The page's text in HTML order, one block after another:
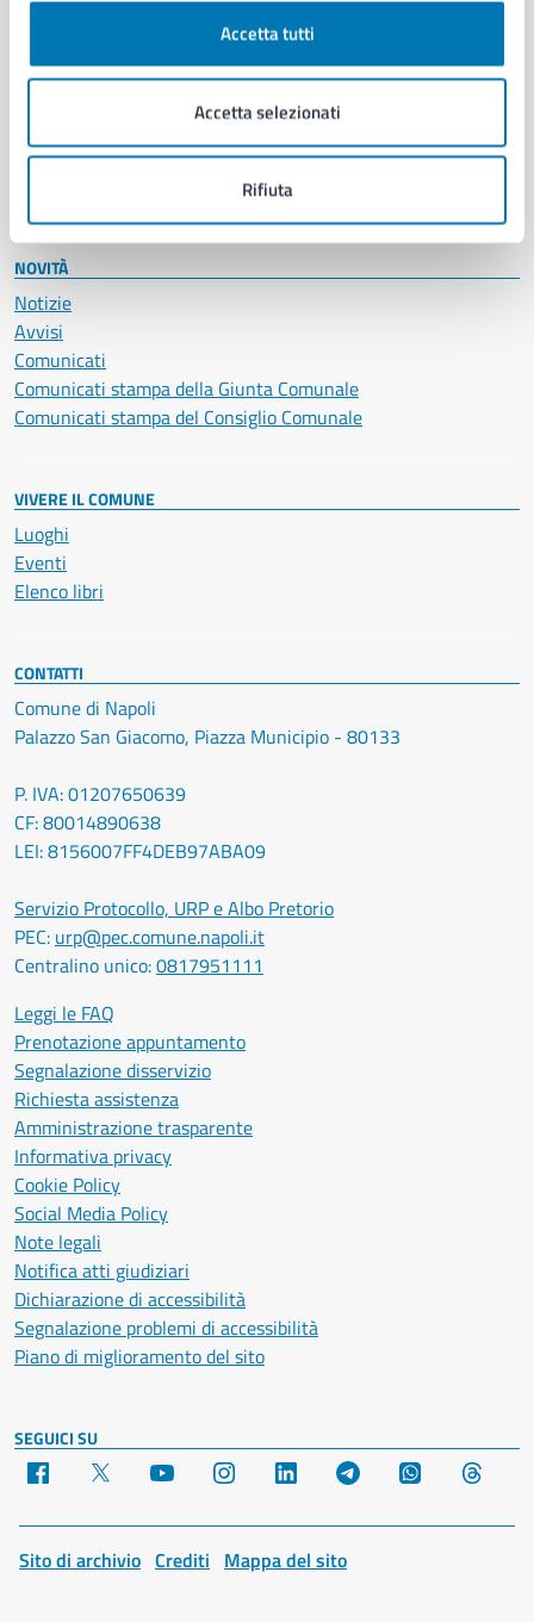
Accetta tutti
Accetta selezionati
Rifiuta
Giustizia e sicurezza pubblica
Salute, benessere e assistenza
Servizi Cimiteriali
NOVITÀ
Notizie
Avvisi
Comunicati
Comunicati stampa della Giunta Comunale
Comunicati stampa del Consiglio Comunale
VIVERE IL COMUNE
Luoghi
Eventi
Elenco libri
CONTATTI
Comune di Napoli
Palazzo San Giacomo, Piazza Municipio - 80133
P. IVA: 01207650639
CF: 80014890638
LEI: 8156007FF4DEB97ABA09
Servizio Protocollo, URP e Albo Pretorio
PEC: urp@pec.comune.napoli.it
Centralino unico:0817951111
Leggi le FAQ
Prenotazione appuntamento
Segnalazione disservizio
Richiesta assistenza
Amministrazione trasparente
Informativa privacy
Cookie Policy
Social Media Policy
Note legali
Notifica atti giudiziari
Dichiarazione di accessibilità
Segnalazione problemi di accessibilità
Piano di miglioramento del sito
SEGUICI SU
Facebook YouTube Instagram LinkedIn Telegram WhatsApp
Sito di archivio Crediti Mappa del sito